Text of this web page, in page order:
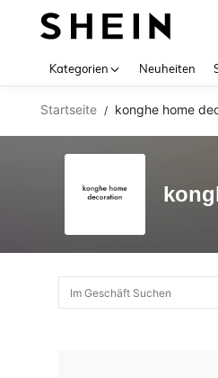
Kategorien Neuheiten
Startseite / konghe home